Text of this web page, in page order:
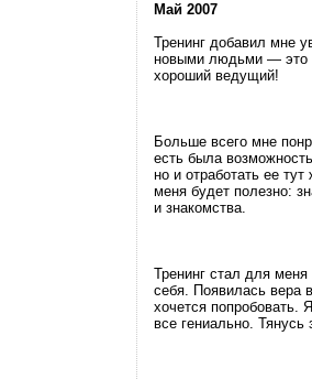
Май 2007
Тренинг добавил мне
новыми людьми — это
хороший ведущий!
Больше всего мне
есть была
но и отработать ее
меня будет полезно:
и знакомства.
Тренинг стал для
себя. Появилась вера
хочется попробовать.
все гениально. Тянусь